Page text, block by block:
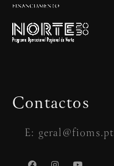
Contactos
E: geral@fioms.pt